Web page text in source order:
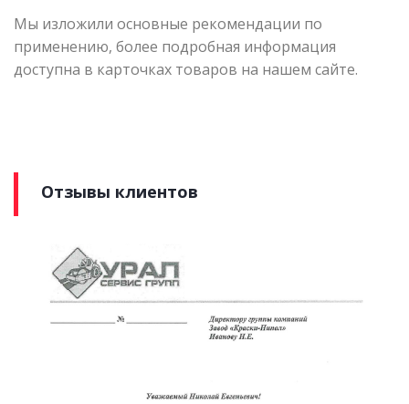
Мы изложили основные рекомендации по
применению, более подробная информация
доступна в карточках товаров на нашем сайте.
Отзывы клиентов